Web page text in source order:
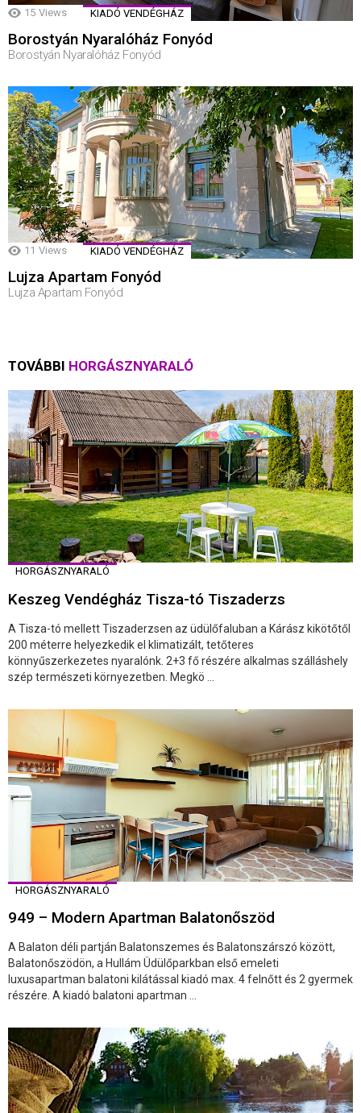
15 Views KIADÓ VENDÉGHÁZ
Borostyán Nyaralóház Fonyód
Borostyán Nyaralóház Fonyód
11 Views KIADÓ VENDÉGHÁZ
Lujza Apartam Fonyód
Lujza Apartam Fonyód
TOVÁBBI HORGÁSZNYARALÓ
HORGÁSZNYARALÓ
Keszeg Vendégház Tisza-tó Tiszaderzs
A Tisza-tó mellett Tiszaderzsen az üdülőfaluban a Kárász kikötőtől
200 méterre helyezkedik el klimatizált, tetőteres
könnyűszerkezetes nyaralónk. 2+3 fő részére alkalmas szálláshely
szép természeti környezetben. Megkö ...
HORGÁSZNYARALÓ
949 – Modern Apartman Balatonőszöd
A Balaton déli partján Balatonszemes és Balatonszárszó között,
Balatonőszödön, a Hullám Üdülőparkban első emeleti
luxusapartman balatoni kilátással kiadó max. 4 felnőtt és 2 gyermek
részére. A kiadó balatoni apartman ...